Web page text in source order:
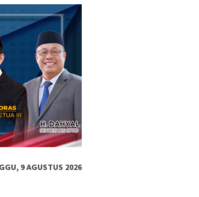
9 AGUSTUS 2026